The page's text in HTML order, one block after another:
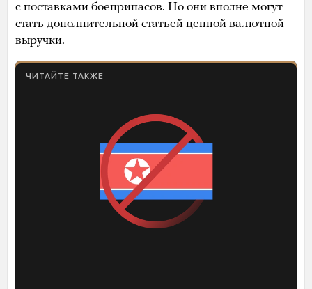
с поставками боеприпасов. Но они вполне могут
стать дополнительной статьей ценной валютной
выручки.
ЧИТАЙТЕ ТАКЖЕ